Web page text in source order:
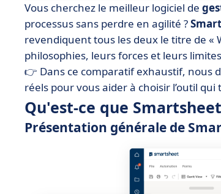
• Qu'est-ce que Smartsheet ?
• Qu'est-ce que Monday ?
• Smartsheet vs Monday : comparez
• Smartsheet vs Monday : comparez
• Smartsheet vs Monday : quelle
• Smartsheet vs Monday : comparez
• Quand choisir Smartsheet ou
• FAQ : Smartsheet vs Monday
Vous cherchez le meilleur logiciel de
processus sans perdre en agilité ?
revendiquent tous les deux le titre de «
philosophies, leurs forces et leurs
👉 Dans ce comparatif exhaustif, nous
réels pour vous aider à choisir l’outil
Qu'est-ce que
Présentation générale de